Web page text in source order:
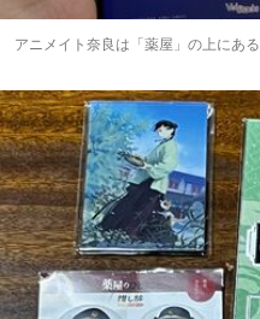
アニメイト奈良は「薬屋」の上にある